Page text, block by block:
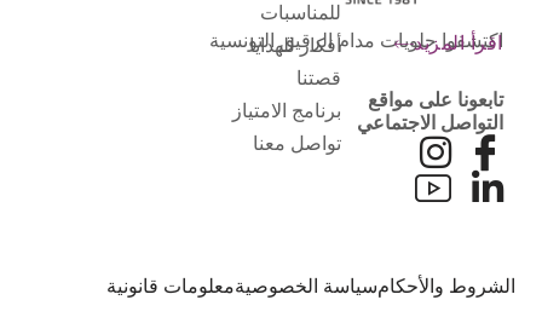
اكتشفوا حلويات مدام الرقيق التونسية
اقرأ المزيد
تابعونا على مواقع
التواصل الاجتماعي
للمناسبات
أفكار للهدايا
قصتنا
برنامج الامتياز
تواصل معنا
والأحكامسياسة الخصوصيةمعلومات قانونية